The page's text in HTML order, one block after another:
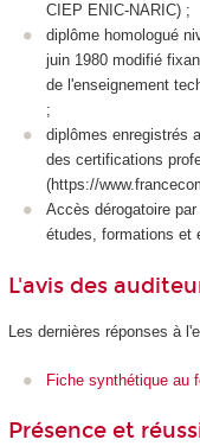
CIEP ENIC-NARIC) ;
diplôme homologué
juin 1980 modifié
de l'enseignement
;
diplômes enregistrés
des certifications
(https://
Accès dérogatoire
études, formations et
L'avis des
Les dernières réponses à
Fiche synthétique au
Présence et